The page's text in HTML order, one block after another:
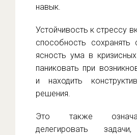
навык.
Устойчивость к стрессу
способность сохранять
ясность ума в
паниковать при
и находить
решения.
Это также
делегировать